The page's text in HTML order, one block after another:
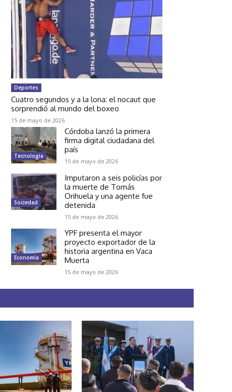
Deportes
Cuatro segundos y a la lona: el nocaut que
sorprendió al mundo del boxeo
15 de mayo de 2026
Tecnología
Córdoba lanzó la primera
firma digital ciudadana del
país
15 de mayo de 2026
Sociedad
Imputaron a seis policías por
la muerte de Tomás
Orihuela y una agente fue
detenida
15 de mayo de 2026
Economía
YPF presenta el mayor
proyecto exportador de la
historia argentina en Vaca
Muerta
15 de mayo de 2026